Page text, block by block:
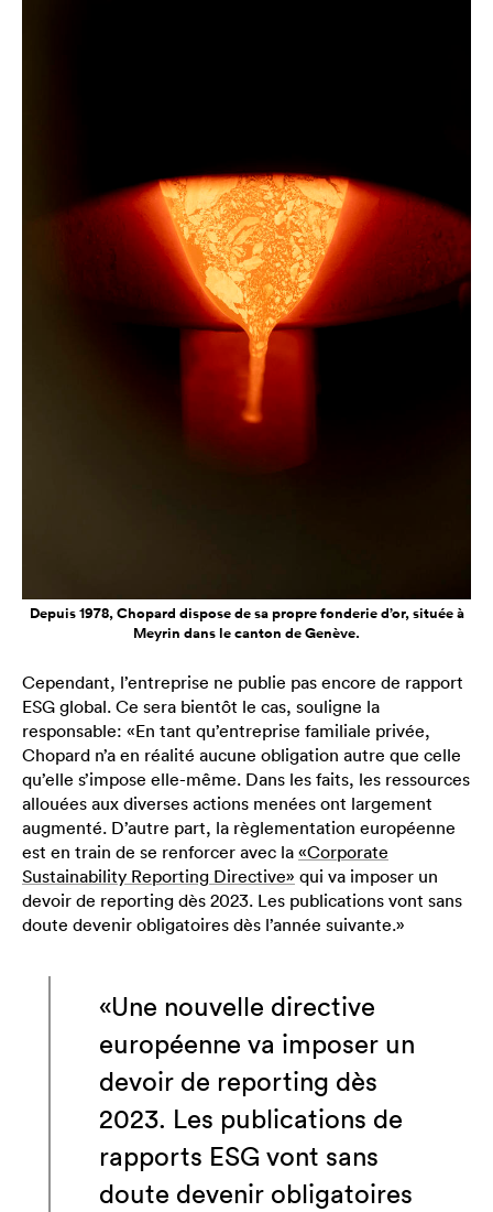
Depuis 1978, Chopard dispose de sa propre fonderie d’or, située à
Meyrin dans le canton de Genève.
Cependant, l’entreprise ne publie pas encore de rapport
ESG global. Ce sera bientôt le cas, souligne la
responsable: «En tant qu’entreprise familiale privée,
Chopard n’a en réalité aucune obligation autre que celle
qu’elle s’impose elle-même. Dans les faits, les ressources
allouées aux diverses actions menées ont largement
augmenté. D’autre part, la règlementation européenne
est en train de se renforcer avec la «Corporate
Sustainability Reporting Directive» qui va imposer un
devoir de reporting dès 2023. Les publications vont sans
doute devenir obligatoires dès l’année suivante.»
«Une nouvelle directive
européenne va imposer un
devoir de reporting dès
2023. Les publications de
rapports ESG vont sans
doute devenir obligatoires